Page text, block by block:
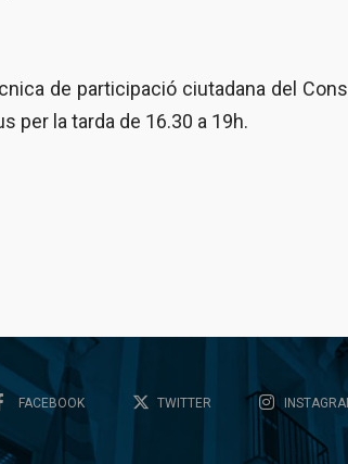
de participació ciutadana del
per la tarda de 16.30 a 19h.
FACEBOOK TWITTER